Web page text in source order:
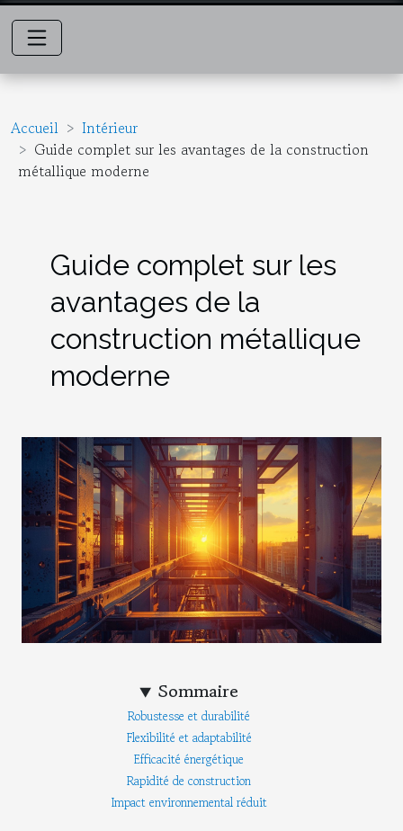
Accueil
Intérieur
Guide complet sur les avantages de la construction
métallique moderne
Guide complet sur les
avantages de la
construction métallique
moderne
Sommaire
Robustesse et durabilité
Flexibilité et adaptabilité
Efficacité énergétique
Rapidité de construction
Impact environnemental réduit